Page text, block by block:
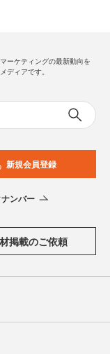
ーケティングの最新動向を
ディアです。
新規会員登録
ンバー
掲載のご依頼